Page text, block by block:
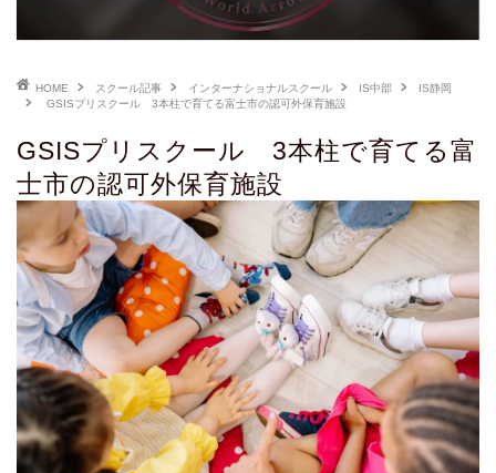
HOME スクール記事 インターナショナルスクール IS中部
IS静岡
GSISプリスクール 3本柱で育てる富士市の認可外保育施設
GSISプリスクール 3本柱で育てる富
士市の認可外保育施設